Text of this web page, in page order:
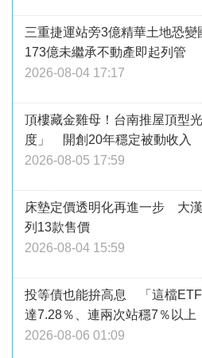
三重捷運站旁3億精華土地恐
173億未繼承不動產即起列管
2026-08-04 17:17
頂樓藏金雞母！台南推屋頂型
度」 開創20年穩定被動收入
2026-08-05 17:59
床墊定價透明化再進一步 大
列13款售價
2026-08-04 15:59
投等債也能拚高息 「這檔
達7.28％、連兩次站穩7％以上
2026-08-06 01:09